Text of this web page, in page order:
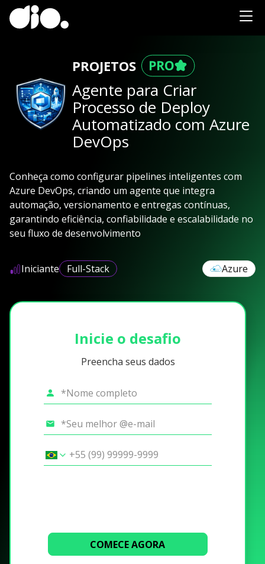
PROJETOS
Agente para Criar
Processo de Deploy
Automatizado com Azure
DevOps
Conheça como configurar pipelines inteligentes com
Azure DevOps, criando um agente que integra
automação, versionamento e entregas contínuas,
garantindo eficiência, confiabilidade e escalabilidade no
seu fluxo de desenvolvimento
Iniciante Full-Stack Azure
Inicie o desafio
Preencha seus dados
COMECE AGORA